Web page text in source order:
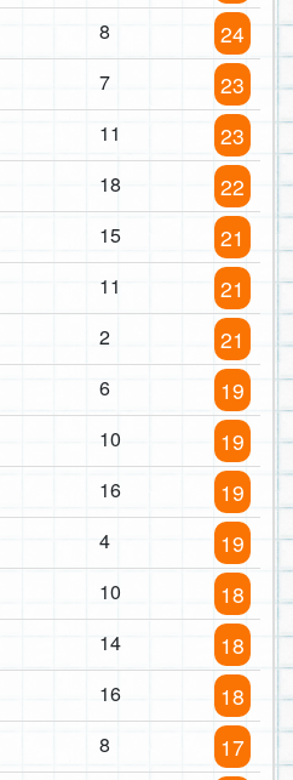
8 24
7 23
11 23
18 22
15 21
11 21
2 21
6 19
10 19
16 19
4 19
10 18
14 18
16 18
8 17